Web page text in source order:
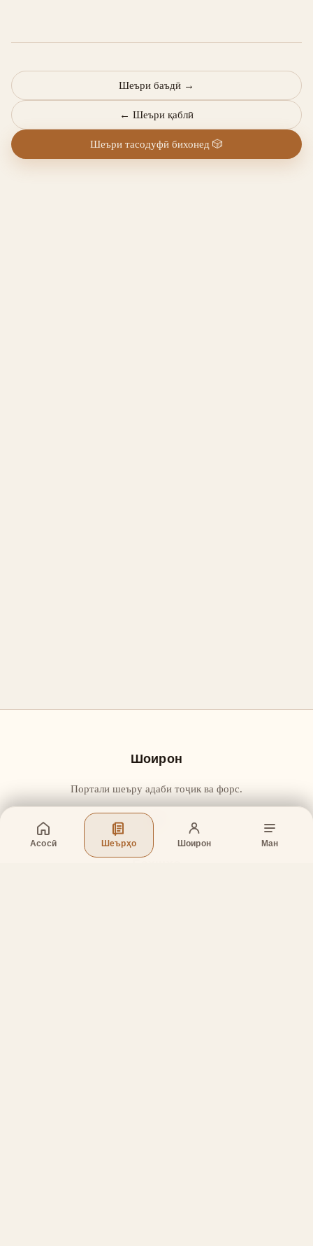
Асосӣ Шеърҳо Шоирон Ман
← Шеъри қаблӣ
Шеъри баъдӣ →
Шеъри тасодуфӣ бихонед 🎲
Шоирон
Портали шеъру адаби тоҷик ва форс.